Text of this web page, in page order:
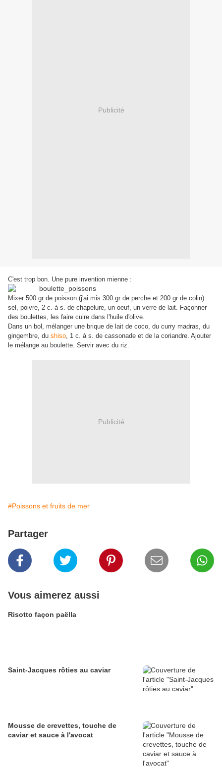
Publicité
C'est trop bon. Une pure invention mienne :
Mixer 500 gr de poisson (j'ai mis 300 gr de perche et 200 gr de colin)
sel, poivre, 2 c. à s. de chapelure, un oeuf, un verre de lait. Façonner
des boulettes, les faire cuire dans l'huile d'olive.
Dans un bol, mélanger une brique de lait de coco, du curry madras, du
gingembre, du shiso, 1 c. à s. de cassonade et de la coriandre. Ajouter
le mélange au boulette. Servir avec du riz.
Publicité
#Poissons et fruits de mer
Partager
Vous aimerez aussi
Risotto façon paëlla
Saint-Jacques rôties au caviar
Mousse de crevettes, touche de
caviar et sauce à l'avocat